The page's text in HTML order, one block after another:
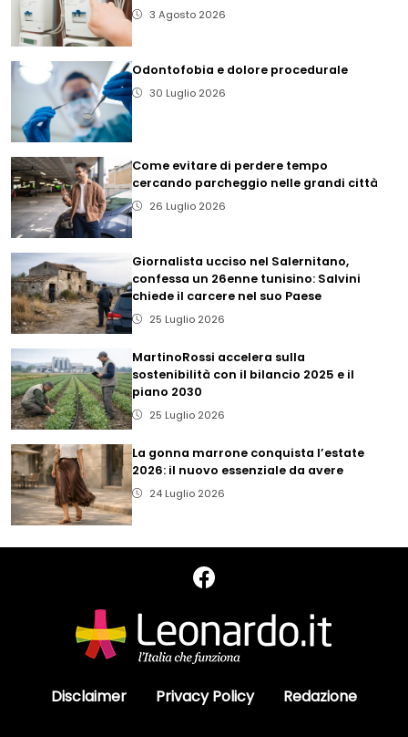
3 Agosto 2026
Odontofobia e dolore procedurale
30 Luglio 2026
Come evitare di perdere tempo
cercando parcheggio nelle grandi città
26 Luglio 2026
Giornalista ucciso nel Salernitano,
confessa un 26enne tunisino: Salvini
chiede il carcere nel suo Paese
25 Luglio 2026
MartinoRossi accelera sulla
sostenibilità con il bilancio 2025 e il
piano 2030
25 Luglio 2026
La gonna marrone conquista l’estate
2026: il nuovo essenziale da avere
24 Luglio 2026
Disclaimer Privacy Policy Redazione